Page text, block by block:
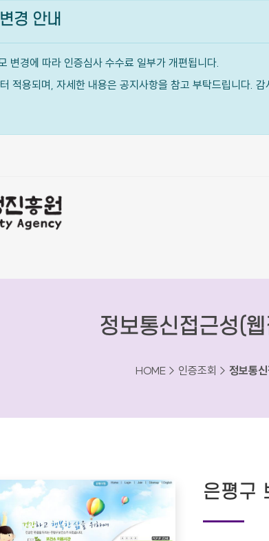
경 안내
변경에 따라 인증심사 수수료 일부가 개편됩니다.
적용되며, 자세한 내용은 공지사항을 참고 부탁드립니다. 감
정보통신접근성(
HOME > 인증조회 > 정보통
은평구